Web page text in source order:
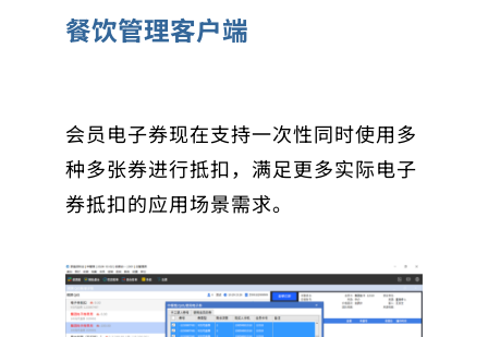
餐饮管理客户端
会员电子券现在支持一次性同时使用多
种多张券进行抵扣，满足更多实际电子
券抵扣的应用场景需求。